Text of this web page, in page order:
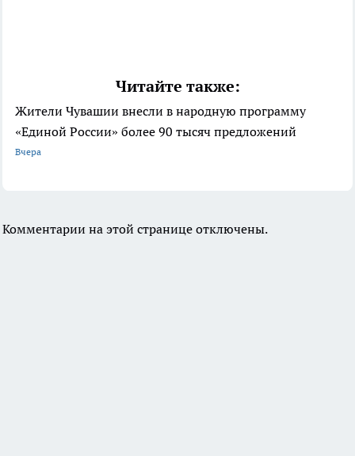
Читайте также:
Жители Чувашии внесли в народную программу
«Единой России» более 90 тысяч предложений
Вчера
Комментарии на этой странице отключены.